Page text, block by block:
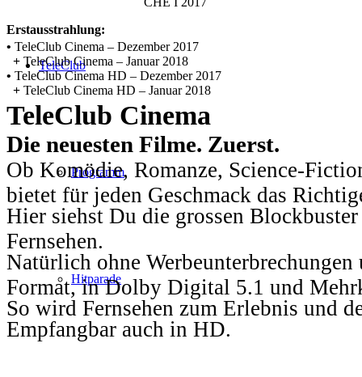
TeleClub
Programm
Hitparade
Erstausstrahlung:
• TeleClub Cinema – Dezember 2017
+ TeleClub Cinema – Januar 2018
• TeleClub Cinema HD – Dezember 2017
+ TeleClub Cinema HD – Januar 2018
TeleClub Cinema
Die neuesten Filme. Zuerst.
Ob Komödie, Romanze, Science-
bietet für jeden Geschmack das
Hier siehst Du die grossen
Fernsehen.
Natürlich ohne
Format, in Dolby Digital 5.1 und
So wird Fernsehen zum Erlebnis und
Empfangbar auch in HD.